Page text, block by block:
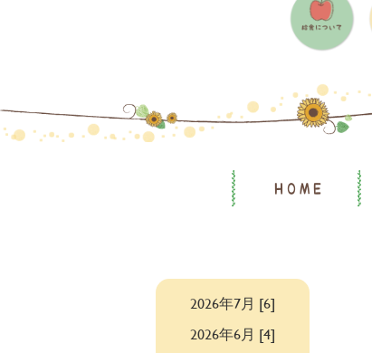
HOME
2026年7月 [6]
2026年6月 [4]